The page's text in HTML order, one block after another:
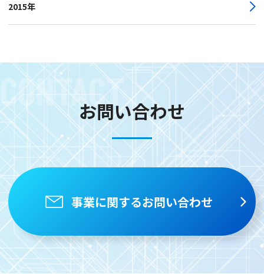
2015年
CONTACTお問い合わせ
事業に関するお問い合わせ